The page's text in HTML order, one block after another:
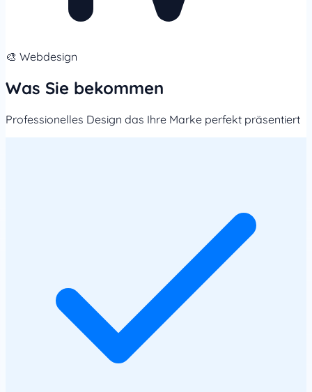
🎨 Webdesign
Was Sie bekommen
Professionelles Design das Ihre Marke perfekt präsentiert